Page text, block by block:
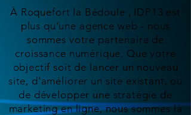
À Roquefort la Bédoule , IDP13 est
plus qu'une agence web - nous
sommes votre partenaire de
croissance numérique. Que votre
objectif soit de lancer un nouveau
site, d'améliorer un site existant, ou
de développer une stratégie de
marketing en ligne, nous sommes là